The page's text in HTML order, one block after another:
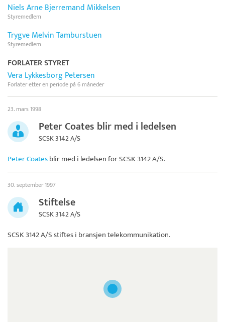
Niels Arne Bjerremand Mikkelsen
Styremedlem
Trygve Melvin Tamburstuen
Styremedlem
FORLATER STYRET
Vera Lykkesborg Petersen
Forlater etter en periode på 6 måneder
23. mars 1998
Peter Coates blir med i ledelsen
SCSK 3142 A/S
Peter Coatesblir med i ledelsen forSCSK 3142 A/S.
30. september 1997
Stiftelse
SCSK 3142 A/S
SCSK 3142 A/Sstiftes i bransjen telekommunikation.